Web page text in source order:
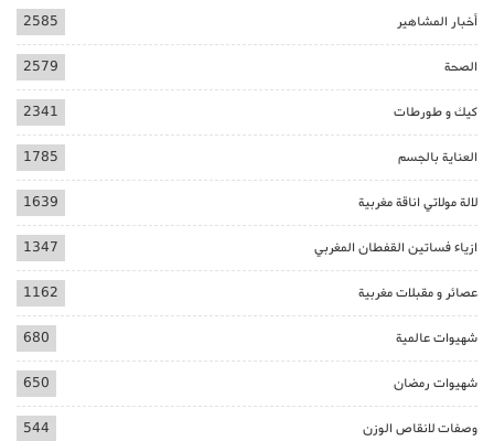
أخبار المشاهير 2585
الصحة 2579
كيك و طورطات 2341
العناية بالجسم 1785
لالة مولاتي اناقة مغربية 1639
ازياء فساتين القفطان المغربي 1347
عصائر و مقبلات مغربية 1162
شهيوات عالمية 680
شهيوات رمضان 650
وصفات لانقاص الوزن 544